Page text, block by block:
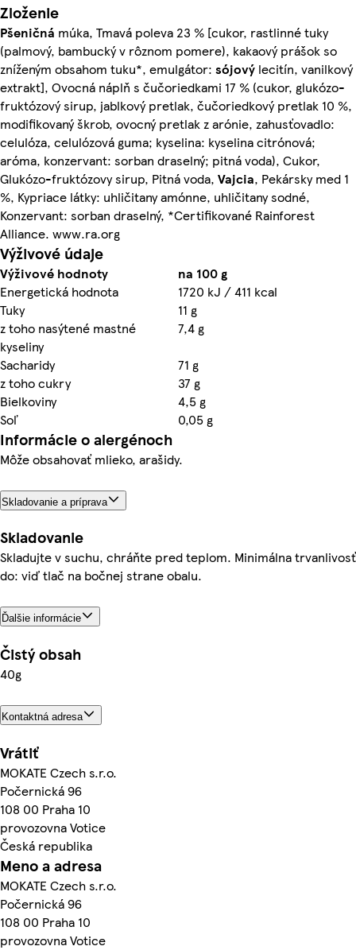
Zloženie
Pšeničná múka, Tmavá poleva 23 % [cukor, rastlinné tuky
(palmový, bambucký v rôznom pomere), kakaový prášok so
zníženým obsahom tuku*, emulgátor: sójový lecitín, vanilkový
extrakt], Ovocná náplň s čučoriedkami 17 % (cukor, glukózo-
fruktózový sirup, jablkový pretlak, čučoriedkový pretlak 10 %,
modifikovaný škrob, ovocný pretlak z arónie, zahusťovadlo:
celulóza, celulózová guma; kyselina: kyselina citrónová;
aróma, konzervant: sorban draselný; pitná voda), Cukor,
Glukózo-fruktózovy sirup, Pitná voda, Vajcia, Pekársky med 1
%, Kypriace látky: uhličitany amónne, uhličitany sodné,
Konzervant: sorban draselný, *Certifikované Rainforest
Alliance. www.ra.org
Výživové údaje
Výživové hodnoty
na 100 g
Energetická hodnota
1720 kJ / 411 kcal
Tuky
11 g
z toho nasýtené mastné
kyseliny
7,4 g
Sacharidy
71 g
z toho cukry
37 g
Bielkoviny
4,5 g
Soľ
0,05 g
Informácie o alergénoch
Môže obsahovať mlieko, arašidy.
Skladovanie a príprava
Skladovanie
Skladujte v suchu, chráňte pred teplom. Minimálna trvanlivosť
do: viď tlač na bočnej strane obalu.
Ďalšie informácie
Čistý obsah
40g
Kontaktná adresa
Vrátiť
MOKATE Czech s.r.o.
Počernická 96
108 00 Praha 10
provozovna Votice
Česká republika
Meno a adresa
MOKATE Czech s.r.o.
Počernická 96
108 00 Praha 10
provozovna Votice